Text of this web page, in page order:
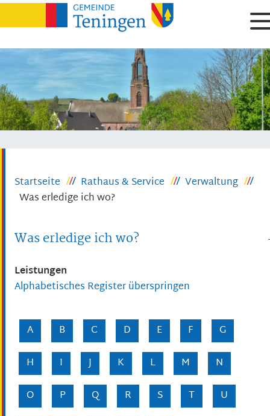
Startseite Rathaus & Service
Verwaltung
Was erledige ich wo?
Was erledige ich wo?
Leistungen
Alphabetisches Register überspringen
A B C D E F
G
H
I J K L M
N
O
P Q R S T
U